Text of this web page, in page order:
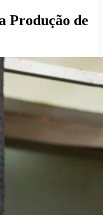
Produção de